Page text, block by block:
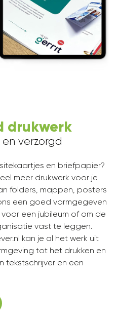
drukwerk
verzorgd
en briefpapier?
meer drukwerk voor je
folders, mappen, posters
een goed vormgegeven
een jubileum of om de
vast te leggen.
kan je al het werk uit
tot het drukken en
tekstschrijver en een